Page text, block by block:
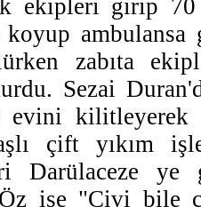
ekipleri girip 70
koyup ambulansa
zabıta
Sezai
evini kilitleyerek
çift yıkım
Darülaceze ye
ise "Çivi bile